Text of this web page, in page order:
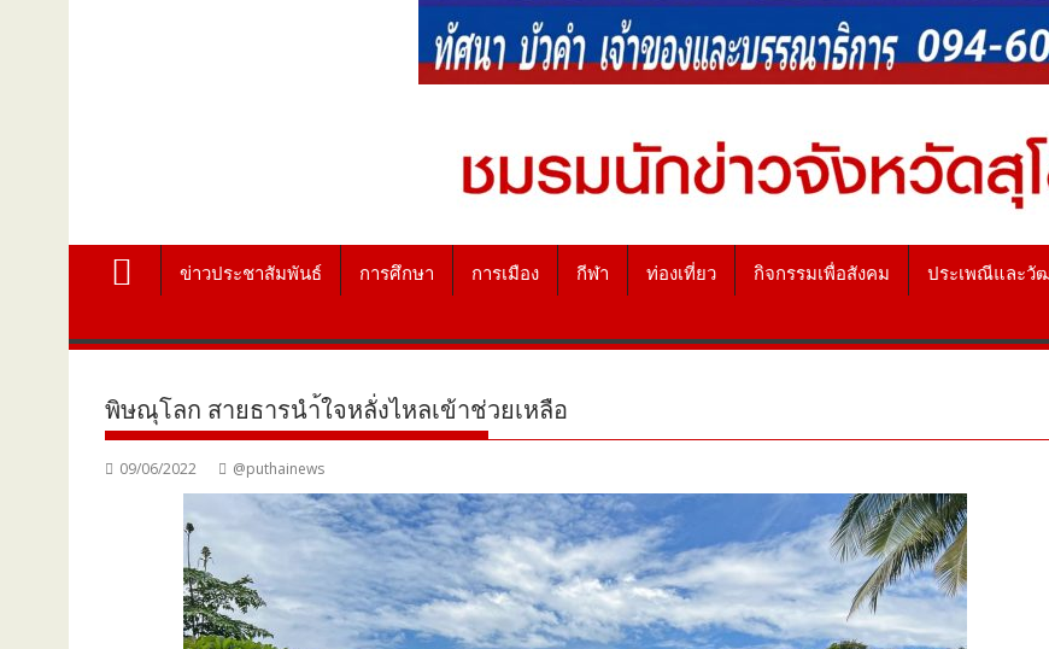
ข่าวประชาสัมพันธ์ การศึกษา การเมือง กีฬา ท่องเที่ยว กิจกรรมเพื่อสังคม ประเพณีและวั
พิษณุโลก สายธารนำ้ใจหลั่งไหลเข้าช่วยเหลือ
09/06/2022 @puthainews